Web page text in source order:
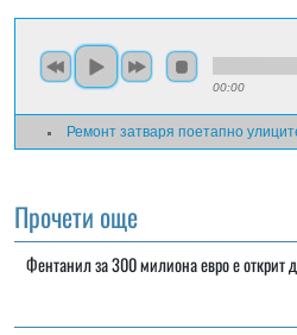
00:00
Ремонт затваря поетапно
Прочети още
Фентанил за 300 милиона евро е открит